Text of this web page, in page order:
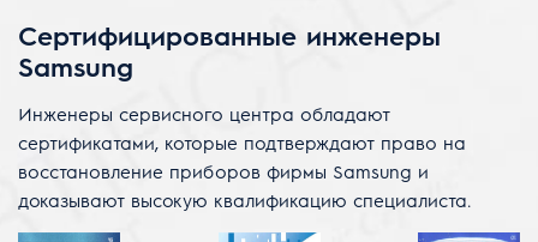
Сертифицированные инженеры
Samsung
Инженеры сервисного центра обладают
сертификатами, которые подтверждают право на
восстановление приборов фирмы Samsung и
доказывают высокую квалификацию специалиста.